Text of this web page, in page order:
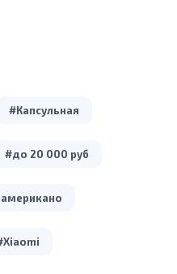
#Капсульная
#до 20 000 руб